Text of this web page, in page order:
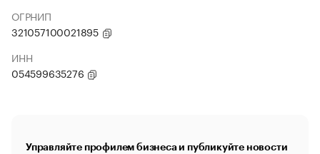
ОГРНИП
321057100021895
ИНН
054599635276
Управляйте профилем бизнеса и публикуйте новости